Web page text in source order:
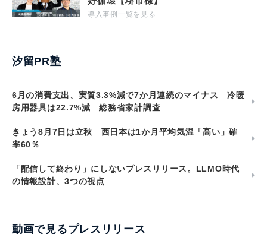
導入事例一覧を見る
汐留PR塾
6月の消費支出、実質3.3%減で7か月連続のマイナス 冷暖
房用器具は22.7%減 総務省家計調査
きょう8月7日は立秋 西日本は1か月平均気温「高い」確
率60％
「配信して終わり」にしないプレスリリース。LLMO時代
の情報設計、3つの視点
動画で見るプレスリリース